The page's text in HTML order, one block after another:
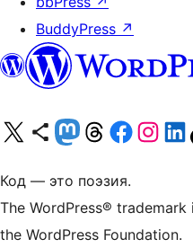
BuddyPress ↗
Посетите нас в X (ранее Twitter)
Посетите нашу учётную запись в Bluesky
Посетите нашу ленту в Mastodon
Посетите нашу учётную запись в Threads
Посетите нашу страницу на
Посетите
Посетите
Код — это поэзия.
The WordPress®
the WordPress Foundation.